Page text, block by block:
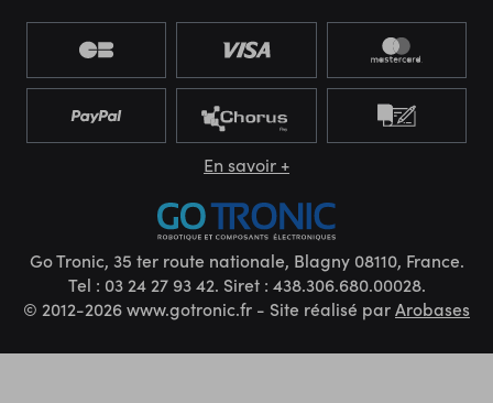
En savoir +
Go Tronic, 35 ter route nationale, Blagny 08110, France.
Tel : 03 24 27 93 42. Siret : 438.306.680.00028.
© 2012-2026 www.gotronic.fr - Site réalisé parArobases